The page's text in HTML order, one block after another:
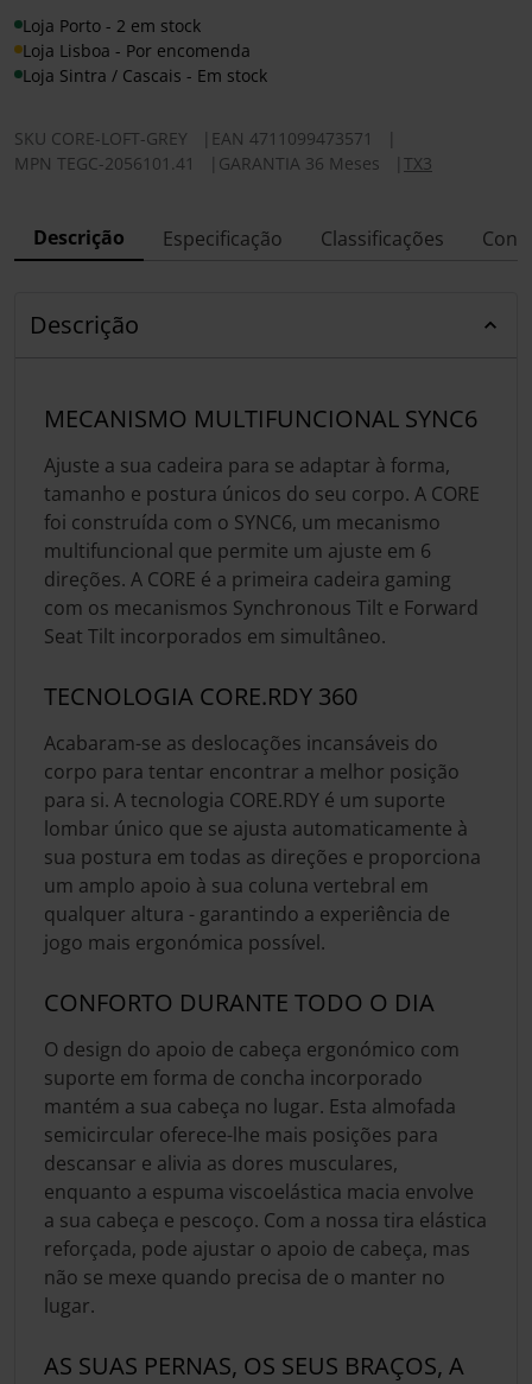
Loja Porto - 2 em stock
Loja Lisboa - Por encomenda
Loja Sintra / Cascais - Em stock
SKU CORE-LOFT-GREY EAN 4711099473571
MPN TEGC-2056101.41 GARANTIA 36 Meses TX3
Descrição Especificação Classificações
Descrição
MECANISMO MULTIFUNCIONAL SYNC6
Ajuste a sua cadeira para se adaptar à forma,
tamanho e postura únicos do seu corpo. A CORE
foi construída com o SYNC6, um mecanismo
multifuncional que permite um ajuste em 6
direções. A CORE é a primeira cadeira gaming
com os mecanismos Synchronous Tilt e Forward
Seat Tilt incorporados em simultâneo.
TECNOLOGIA CORE.RDY 360
Acabaram-se as deslocações incansáveis do
corpo para tentar encontrar a melhor posição
para si. A tecnologia CORE.RDY é um suporte
lombar único que se ajusta automaticamente à
sua postura em todas as direções e proporciona
um amplo apoio à sua coluna vertebral em
qualquer altura - garantindo a experiência de
jogo mais ergonómica possível.
CONFORTO DURANTE TODO O DIA
O design do apoio de cabeça ergonómico com
suporte em forma de concha incorporado
mantém a sua cabeça no lugar. Esta almofada
semicircular oferece-lhe mais posições para
descansar e alivia as dores musculares,
enquanto a espuma viscoelástica macia envolve
a sua cabeça e pescoço. Com a nossa tira elástica
reforçada, pode ajustar o apoio de cabeça, mas
não se mexe quando precisa de o manter no
lugar.
AS SUAS PERNAS, OS SEUS BRAÇOS, A